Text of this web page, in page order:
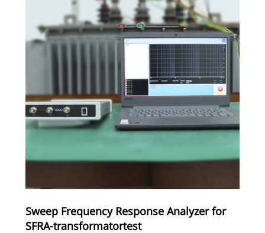
Sweep Frequency Response Analyzer for
SFRA-transformatortest